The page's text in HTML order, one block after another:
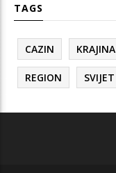
TAGS
CAZIN KRAJINA
REGION SVIJET